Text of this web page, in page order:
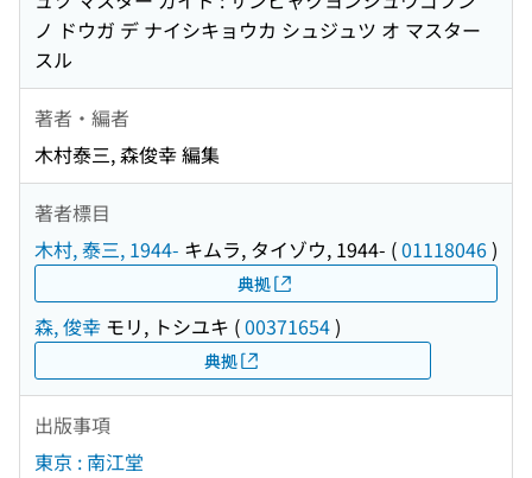
ノ ドウガ デ ナイシキョウカ シュジュツ オ マスター
スル
著者・編者
木村泰三, 森俊幸 編集
著者標目
木村, 泰三, 1944- キムラ, タイゾウ, 1944- (01118046)
典拠
森, 俊幸 モリ, トシユキ (00371654)
典拠
出版事項
東京 : 南江堂